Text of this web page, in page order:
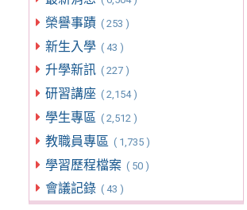
榮譽事蹟 ( 253 )
新生入學 ( 43 )
升學新訊 ( 227 )
研習講座 ( 2,154 )
學生專區 ( 2,512 )
教職員專區 ( 1,735 )
學習歷程檔案 ( 50 )
會議記錄 ( 43 )